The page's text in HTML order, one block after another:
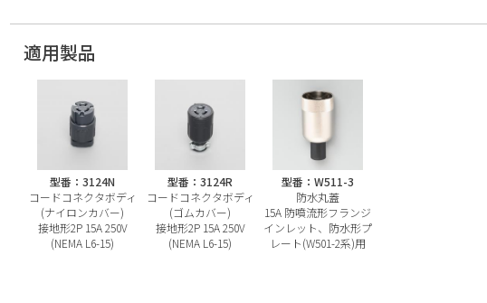
適用製品
型番：3124N
コードコネクタボディ
(ナイロンカバー)
接地形2P 15A 250V
(NEMA L6-15)
型番：3124R
コードコネクタボディ
(ゴムカバー)
接地形2P 15A 250V
(NEMA L6-15)
型番：W511-3
防水丸蓋
15A 防噴流形フランジ
インレット、防水形プ
レート(W501-2系)用